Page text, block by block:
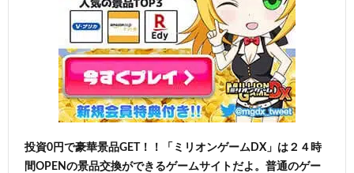
投資0円で豪華景品GET！！「ミリオンゲームDX」は２４時
間OPENの景品交換ができるゲームサイトだよ。普通のゲー